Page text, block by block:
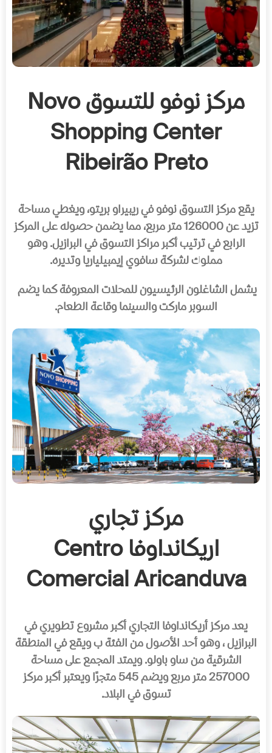
مركز نوفو للتسوقNovo
Shopping Center
Ribeirão Preto
يقع مركز التسوق نوفو في ريبيراو بريتو، ويغطي مساحة
تزيد عن 126000 متر مربع، مما يضمن حصوله على المركز
الرابع في ترتيب أكبر مراكز التسوق في البرازيل. وهو
مملوك لشركة سافوي إيمبيلياريا وتديره.
يشمل الشاغلون الرئيسيون للمحلات المعروفة كما يضم
السوبر ماركت والسينما وقاعة الطعام.
مركز تجاري
اريكانداوفاCentro
Comercial Aricanduva
يعد مركز أريكانداوفا التجاري أكبر مشروع تطويري في
البرازيل ، وهو أحد الأصول من الفئة ب ويقع في المنطقة
الشرقية من ساو باولو. ويمتد المجمع على مساحة
257000 متر مربع ويضم 545 متجرًا ويعتبر أكبر مركز
تسوق في البلاد.